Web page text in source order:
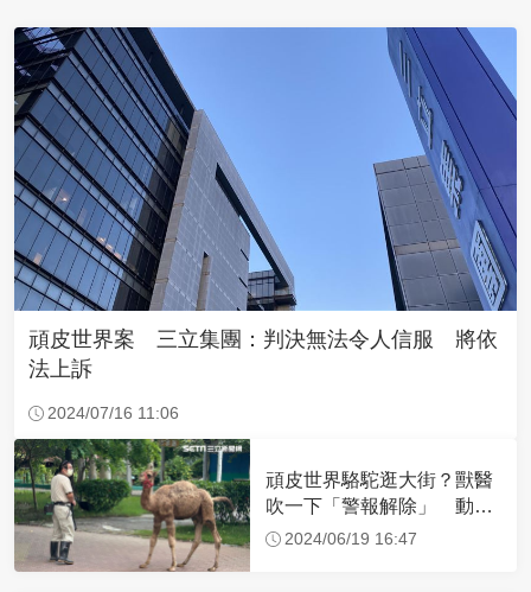
頑皮世界案 三立集團：判決無法令人信服 將依
法上訴
2024/07/16 11:06
頑皮世界駱駝逛大街？獸醫
吹一下「警報解除」 動物
防逃演練嚇壞遊客
2024/06/19 16:47